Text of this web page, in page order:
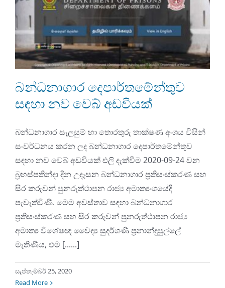
බන්ධනාගාර දෙපාර්තමේන්තුව
සඳහා නව වෙබ් අඩවියක්
බන්ධනාගාර සැලසුම් හා තොරතුරු තාක්ෂණ අංශය විසින්
සංවර්ධනය කරන ලද බන්ධනාගාර දෙපාර්තමේන්තුව
සඳහා නව වෙබ් අඩවියක් එලි දැක්වීම 2020-09-24 වන
බ්‍රහස්පතින්දා දින උදෑසන බන්ධනාගාර ප්‍රතිසංස්කරණ සහ
සිර කරුවන් පුනරුත්ථාපන රාජ්‍ය අමාත්‍යංශයේදී
පැවැත්විණි. මෙම අවස්තාව සඳහා බන්ධනාගාර
ප්‍රතිසංස්කරණ සහ සිර කරුවන් පුනරුත්ථාපන රාජ්‍ය
අමාත්‍ය විශේෂඥ වෛද්‍ය සුදර්ශණි ප්‍රනාන්දුපුල්ලේ
මැතිණිය, එම [......]
සැප්තැම්බර් 25, 2020
Read More